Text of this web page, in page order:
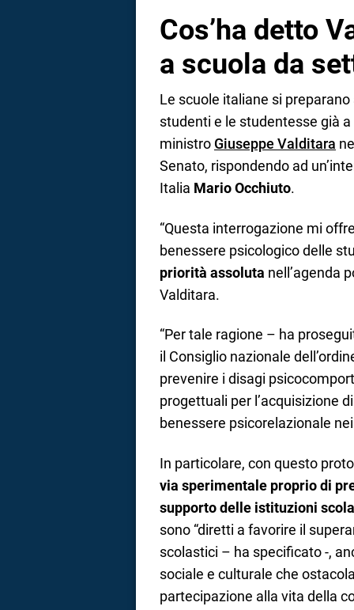
Cos’ha detto
a scuola da
Le scuole italiane si
studenti e le studentesse già
ministro Giuseppe Valditara
Senato, rispondendo ad
Italia Mario Occhiuto.
“Questa interrogazione mi
benessere psicologico delle
priorità assoluta nell’agenda
Valditara.
“Per tale ragione – ha
il Consiglio nazionale
prevenire i disagi
progettuali per l’acquisizione
benessere psicorelazionale
In particolare, con questo
via sperimentale proprio di
supporto delle istituzioni
sono “diretti a favorire il
scolastici – ha specificato -,
sociale e culturale che
partecipazione alla vita della